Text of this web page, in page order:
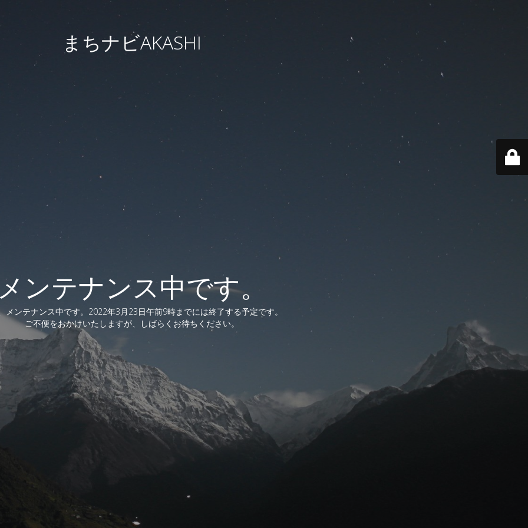
まちナビAKASHI
ンテナンス中です。
メンテナンス中です。2022年3月23日午前9時までには終了する予定です。
ご不便をおかけいたしますが、しばらくお待ちください。